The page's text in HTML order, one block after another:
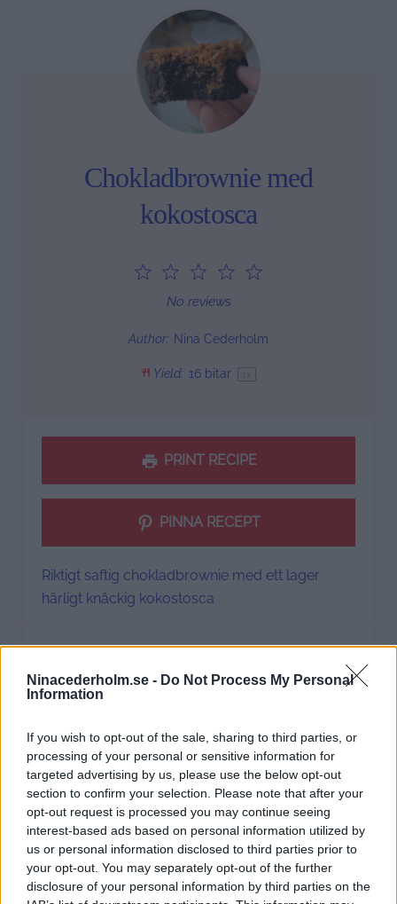
Ninacederholm.se - Do Not Process My Personal
Information
If you wish to opt-out of the sale, sharing to third parties, or
processing of your personal or sensitive information for
targeted advertising by us, please use the below opt-out
section to confirm your selection. Please note that after your
opt-out request is processed you may continue seeing
interest-based ads based on personal information utilized by
us or personal information disclosed to third parties prior to
your opt-out. You may separately opt-out of the further
disclosure of your personal information by third parties on the
Chokladbrownie med
kokostosca
4
Stars
Stars
1
Star
No reviews
Author: Nina Cederholm
Yield: 16bitar 1
PRINT RECIPE
PINNA RECEPT
Riktigt saftig chokladbrownie med ett lager
härligt knäckig kokostosca
Ingredients
3x
300 g
smör
260 gkokossocker (3,75dl) eller brunt
farinsocker
5ägg
85 ghavremjöl (1,5dl) eller 2 dl vetemjöl
80 gkakao, gärna en god en – jag använder